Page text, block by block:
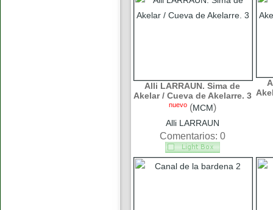
Alli LARRAUN. Sima de
Akelar / Cueva de Akelarre. 3
nuevo (MCM)
Alli LARRAUN
Comentarios: 0